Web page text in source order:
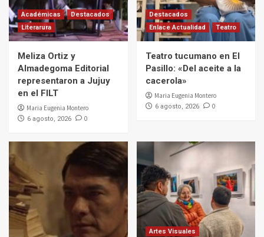
Académicas
Destacados
Literarura
Meliza Ortiz y
Almadegoma Editorial
representaron a Jujuy
en el FILT
Maria Eugenia Montero
6 agosto, 2026 0
Destacados
Enlace Actualidad
Teatro
Teatro tucumano en El
Pasillo: «Del aceite a la
cacerola»
Maria Eugenia Montero
6 agosto, 2026 0
Artes Visuales